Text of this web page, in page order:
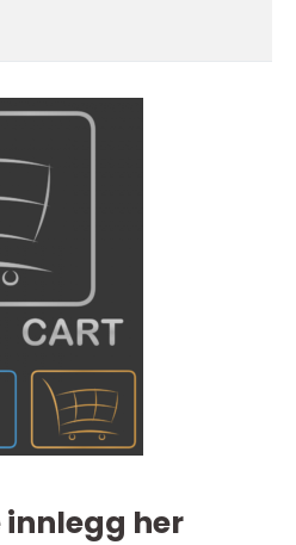
innlegg her